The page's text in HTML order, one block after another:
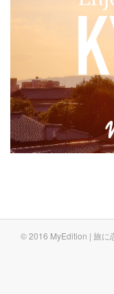
© 2016 MyEdition | 旅に